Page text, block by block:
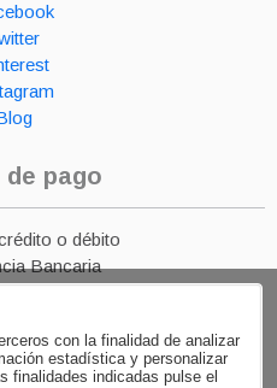
con la finalidad de analizar
estadística y personalizar
finalidades indicadas pulse el
de pago
o débito
Bancaria